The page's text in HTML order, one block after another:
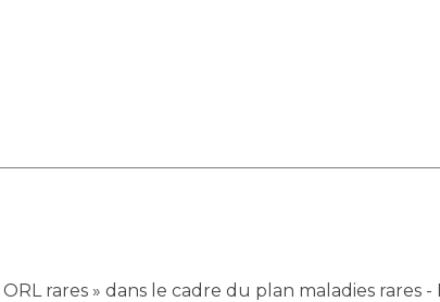
rares » dans le cadre du plan maladies rares